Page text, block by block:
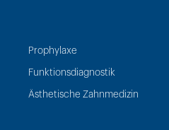
Prophylaxe
Funktionsdiagnostik
Ästhetische Zahnmedizin